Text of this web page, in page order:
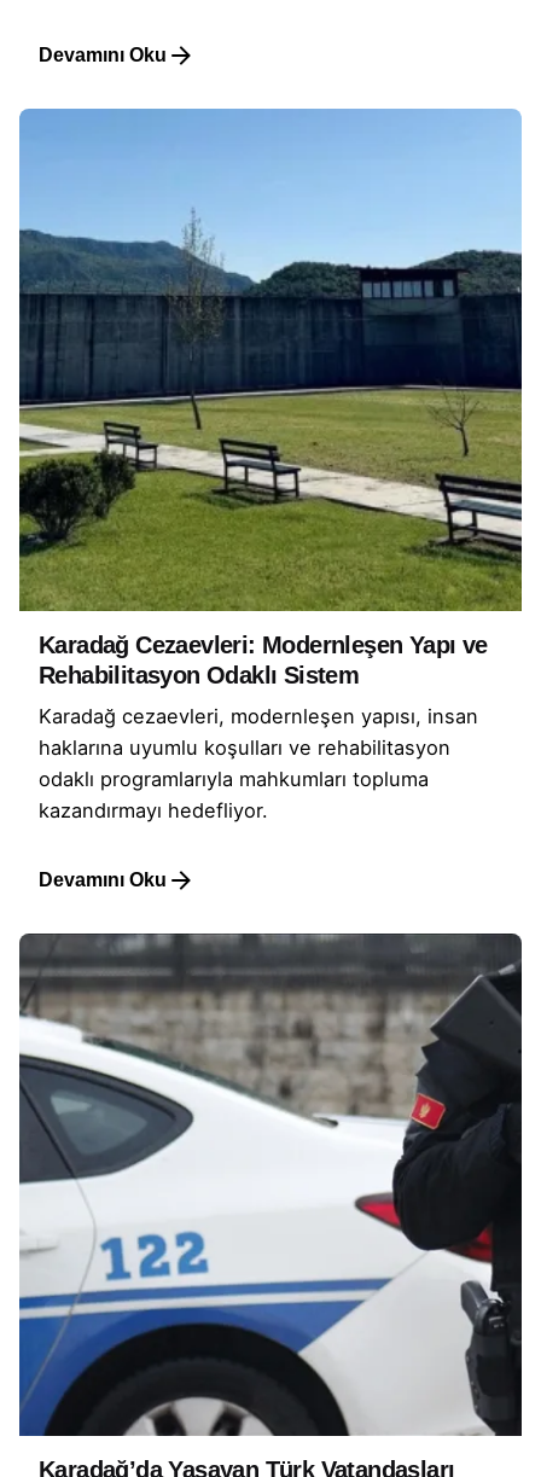
Devamını Oku
Karadağ Cezaevleri: Modernleşen Yapı ve
Rehabilitasyon Odaklı Sistem
Karadağ cezaevleri, modernleşen yapısı, insan
haklarına uyumlu koşulları ve rehabilitasyon
odaklı programlarıyla mahkumları topluma
kazandırmayı hedefliyor.
Devamını Oku
Karadağ’da Yaşayan Türk Vatandaşları